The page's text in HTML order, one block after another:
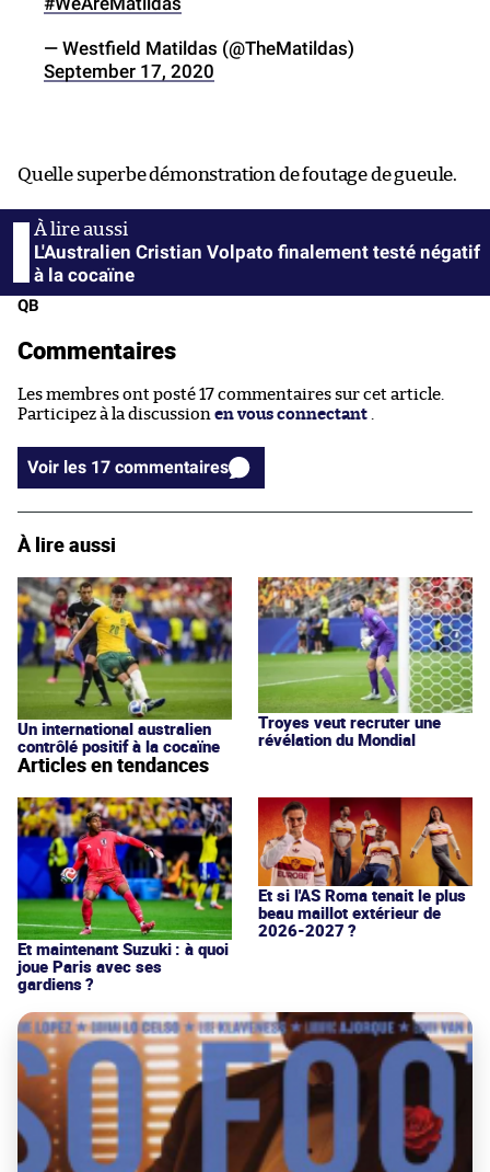
— Westfield Matildas (@TheMatildas)
September 17, 2020
Quelle superbe démonstration de foutage de gueule.
L'Australien Cristian Volpato finalement testé négatif
à la cocaïne
QB
Commentaires
Les membres ont posté 17 commentaires sur cet article.
Participez à la discussion en vous connectant
Voir les 17 commentaires
À lire aussi
Un international australien
contrôlé positif à la cocaïne
Troyes veut recruter une
révélation du Mondial
Articles en tendances
Et maintenant Suzuki : à quoi
joue Paris avec ses
gardiens ?
Et si l'AS Roma tenait le plus
beau maillot extérieur de
2026-2027 ?